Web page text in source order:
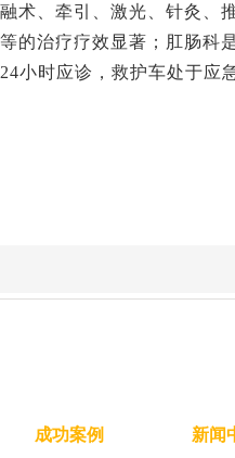
术、牵引、激光、针灸、
的治疗疗效显著；肛肠科
小时应诊，救护车处于
成功案例 新闻